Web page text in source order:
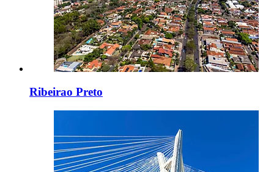
Ribeirao Preto